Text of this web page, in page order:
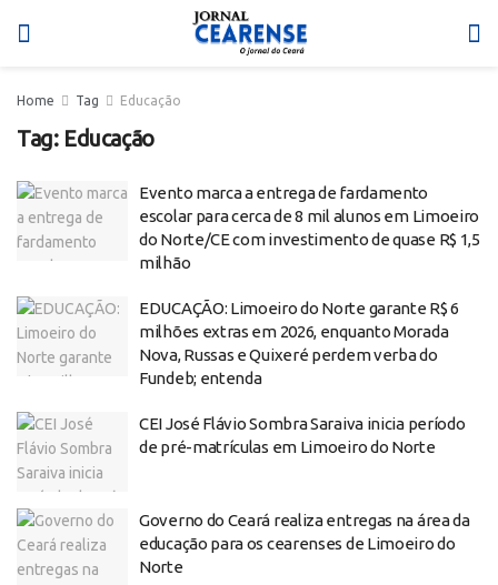
Home Tag Educação
Tag: Educação
Evento marca a entrega de fardamento
escolar para cerca de 8 mil alunos em Limoeiro
do Norte/CE com investimento de quase R$ 1,5
milhão
EDUCAÇÃO: Limoeiro do Norte garante R$ 6
milhões extras em 2026, enquanto Morada
Nova, Russas e Quixeré perdem verba do
Fundeb; entenda
CEI José Flávio Sombra Saraiva inicia período
de pré-matrículas em Limoeiro do Norte
Governo do Ceará realiza entregas na área da
educação para os cearenses de Limoeiro do
Norte